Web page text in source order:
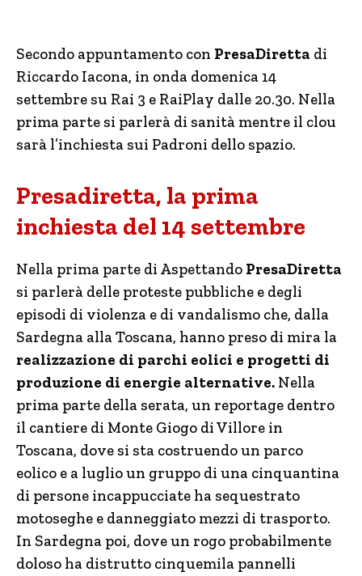
Secondo appuntamento con PresaDiretta di
Riccardo Iacona, in onda domenica 14
settembre su Rai 3 e RaiPlay dalle 20.30. Nella
prima parte si parlerà di sanità mentre il clou
sarà l’inchiesta sui Padroni dello spazio.
Presadiretta, la prima
inchiesta del 14 settembre
Nella prima parte di Aspettando PresaDiretta
si parlerà delle proteste pubbliche e degli
episodi di violenza e di vandalismo che, dalla
Sardegna alla Toscana, hanno preso di mira la
realizzazione di parchi eolici e progetti di
produzione di energie alternative. Nella
prima parte della serata, un reportage dentro
il cantiere di Monte Giogo di Villore in
Toscana, dove si sta costruendo un parco
eolico e a luglio un gruppo di una cinquantina
di persone incappucciate ha sequestrato
motoseghe e danneggiato mezzi di trasporto.
In Sardegna poi, dove un rogo probabilmente
doloso ha distrutto cinquemila pannelli